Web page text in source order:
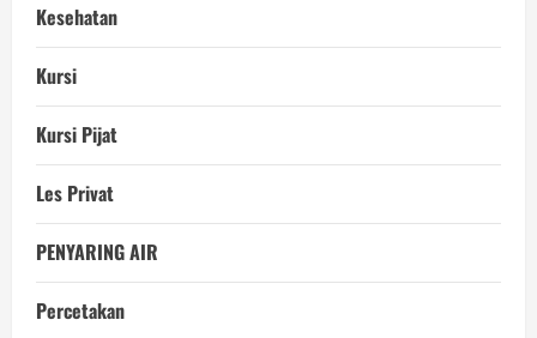
Kesehatan
Kursi
Kursi Pijat
Les Privat
PENYARING AIR
Percetakan